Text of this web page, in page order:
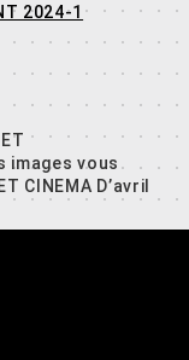
2024-1
images vous
CINEMA D’avril